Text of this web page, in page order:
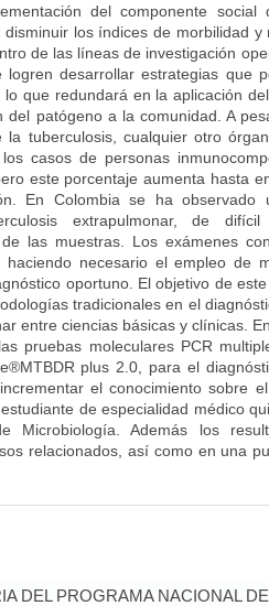
del componente social
los índices de morbilidad y
de las líneas de investigación
desarrollar estrategias que
que redundará en la aplicación
patógeno a la comunidad. A
tuberculosis, cualquier otro
casos de personas
este porcentaje aumenta hasta
En Colombia se ha observado
extrapulmonar, de difícil
las muestras. Los exámenes
necesario el empleo de
oportuno. El objetivo de
tradicionales en el
entre ciencias básicas y clínicas.
pruebas moleculares PCR
plus 2.0, para el
el conocimiento sobre
de especialidad médico
Microbiología. Además los
relacionados, así como en una
DEL PROGRAMA NACIONAL DE